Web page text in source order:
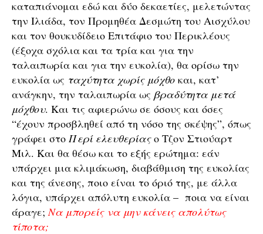
καταπιάνομαι εδώ και δύο δεκαετίες, μελετώντας
την Ιλιάδα, τον Προμηθέα Δεσμώτη του Αισχύλου
και τον θουκυδίδειο Επιτάφιο του Περικλέους
(έξοχα σχόλια και τα τρία και για την
ταλαιπωρία και για την ευκολία), θα ορίσω την
ευκολία ως ταχύτητα χωρίς μόχθο και, κατ’
ανάγκην, την ταλαιπωρία ως βραδύτητα μετά
μόχθου. Και τις αφιερώνω σε όσους και όσες
“έχουν προσβληθεί από τη νόσο της σκέψης”, όπως
γράφει στο Περί ελευθερίαςο Τζον Στιούαρτ
Μιλ. Και θα θέσω και το εξής ερώτημα: εάν
υπάρχει μια κλιμάκωση, διαβάθμιση της ευκολίας
και της άνεσης, ποιο είναι το όριό της, με άλλα
λόγια, υπάρχει απόλυτη ευκολία – ποια να είναι
άραγε;Να μπορείς να μην κάνεις απολύτως
τίποτα;